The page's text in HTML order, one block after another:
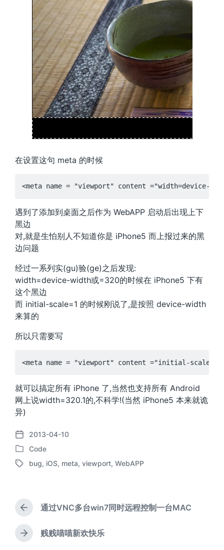
在设置这句 meta 的时候
遇到了添加到桌面之后作为 WebAPP 启动后出现上下
黑边
对,就是生怕别人不知道你是 iPhone5 而上报过来的黑
边问题
经过一系列实(gu)验(ge)之后发现:
width=device-width或=320的时候在 iPhone5 下有
这个黑边
而 initial-scale=1 的时候刚说了,是按照 device-width
来算的
所以只需要写
就可以搞定所有 iPhone 了,当然也支持所有 Android
网上说width=320.1的,不科学!(当然 iPhone5 本来就诡
异)
发
布
日
2013-04-10
发
布
Code
标
bug, iOS, meta, viewport, WebAPP
上
篇
文
章
通过VNC多台win7同时远程控制一台MAC
下
贱贱喵喵新欢快乐